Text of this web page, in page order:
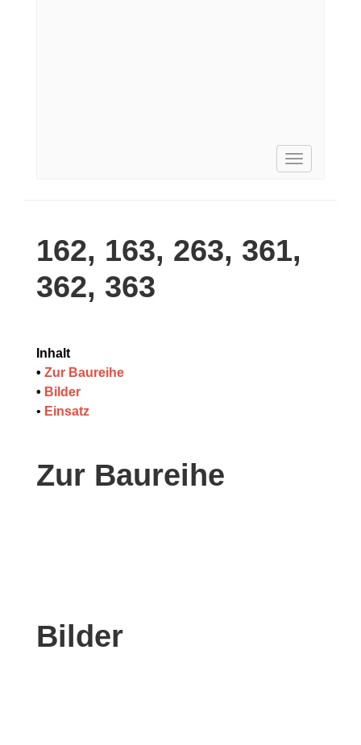
Toggle
162, 163, 263, 361,
362, 363
Inhalt
• Zur Baureihe
• Bilder
• Einsatz
Zur Baureihe
Bilder